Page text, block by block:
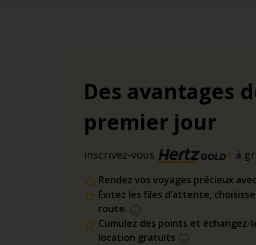
Des avantages
premier jour
Inscrivez-vous à
Rendez vos voyages précieux
Évitez les files d’attente,
route.
Cumulez des points et
location gratuits